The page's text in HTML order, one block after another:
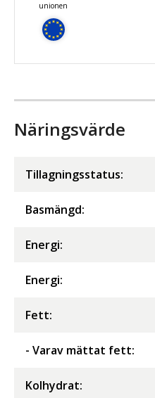
unionen
Näringsvärde
Tillagningsstatus:
Basmängd:
Energi:
Energi:
Fett:
- Varav mättat fett:
Kolhydrat: